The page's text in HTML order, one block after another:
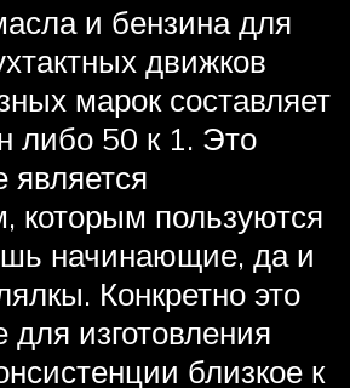
и бензина для
движков
марок составляет
либо 50 к 1. Это
является
которым пользуются
начинающие, да и
Конкретно это
изготовления
близкое к